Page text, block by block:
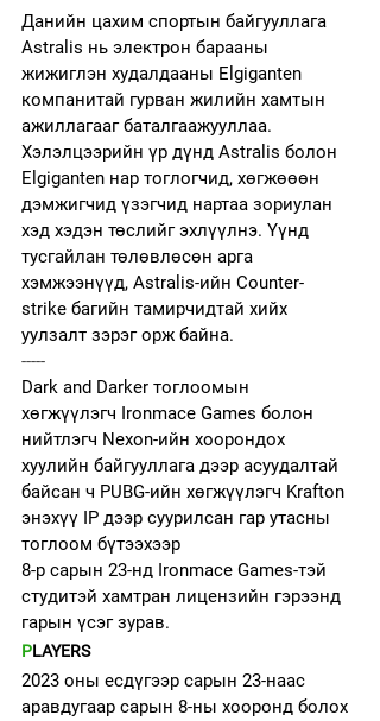
Данийн цахим спортын байгууллага
Astralis нь электрон барааны
жижиглэн худалдааны Elgiganten
компанитай гурван жилийн хамтын
ажиллагааг баталгаажууллаа.
Хэлэлцээрийн үр дүнд Astralis болон
Elgiganten нар тоглогчид, хөгжөөөн
дэмжигчид үзэгчид нартаа зориулан
хэд хэдэн төслийг эхлүүлнэ. Үүнд
тусгайлан төлөвлөсөн арга
хэмжээнүүд, Astralis-ийн Counter-
strike багийн тамирчидтай хийх
уулзалт зэрэг орж байна.
-----
Dark and Darker тоглоомын
хөгжүүлэгч Ironmace Games болон
нийтлэгч Nexon-ийн хоорондох
хуулийн байгууллага дээр асуудалтай
байсан ч PUBG-ийн хөгжүүлэгч Krafton
энэхүү IP дээр суурилсан гар утасны
тоглоом бүтээхээр
8-р сарын 23-нд Ironmace Games-тэй
студитэй хамтран лицензийн гэрээнд
гарын үсэг зурав.
PLAYERS
2023 оны есдүгээр сарын 23-наас
аравдугаар сарын 8-ны хооронд болох